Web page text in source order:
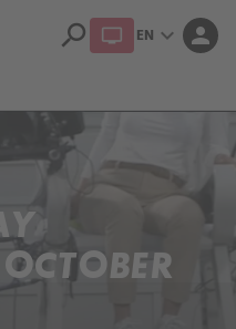
search EN expand_more person